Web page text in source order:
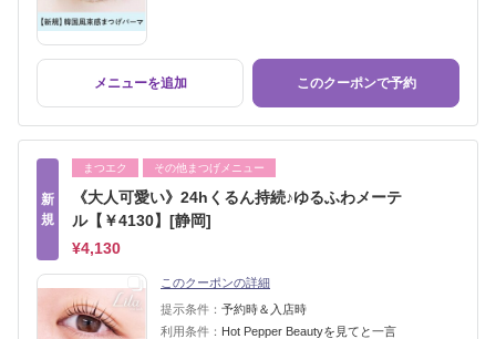
メニューを追加 このクーポンで予約
新
規
まつエク その他まつげメニュー
《大人可愛い》24hくるん持続♪ゆるふわメーテ
ル【￥4130】[静岡]
¥4,130
このクーポンの詳細
提示条件： 予約時＆入店時
利用条件： Hot Pepper Beautyを見てと一言